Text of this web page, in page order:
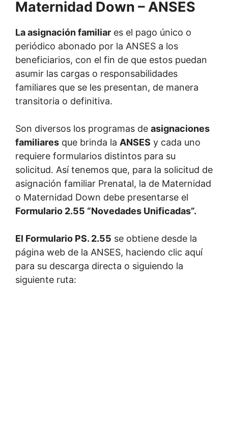
La asignación familiar es el pago único o
periódico abonado por la ANSES a los
beneficiarios, con el fin de que estos puedan
asumir las cargas o responsabilidades
familiares que se les presentan, de manera
transitoria o definitiva.
Son diversos los programas de asignaciones
familiares que brinda la ANSES y cada uno
requiere formularios distintos para su
solicitud. Así tenemos que, para la solicitud de
asignación familiar Prenatal, la de Maternidad
o Maternidad Down debe presentarse el
Formulario 2.55 “Novedades Unificadas”.
El Formulario PS. 2.55 se obtiene desde la
página web de la ANSES, haciendo clic aquí
para su descarga directa o siguiendo la
siguiente ruta: